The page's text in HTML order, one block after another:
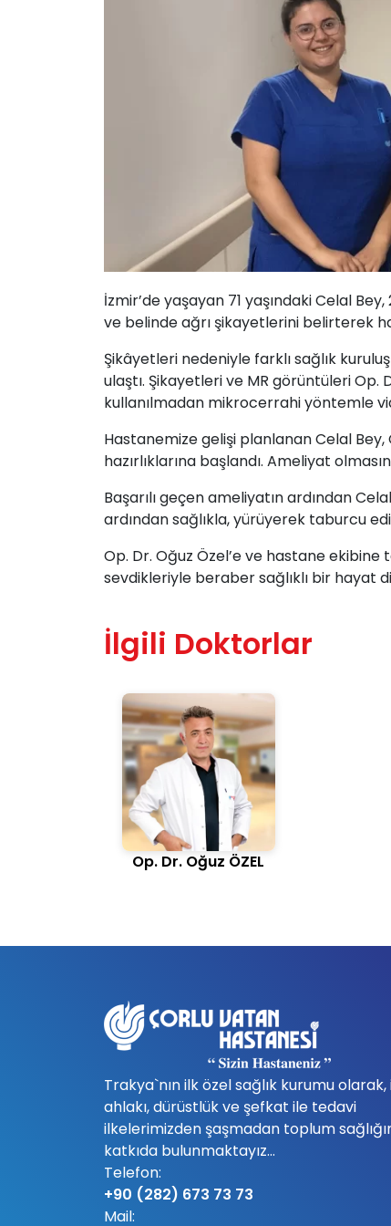
İzmir’de yaşayan 71 yaşındaki Celal
ve belinde ağrı şikayetlerini belirterek
Şikâyetleri nedeniyle farklı sağlık
ulaştı. Şikayetleri ve MR görüntüleri
kullanılmadan mikrocerrahi yöntemle
Hastanemize gelişi planlanan Celal
hazırlıklarına başlandı. Ameliyat
Başarılı geçen ameliyatın ardından
ardından sağlıkla, yürüyerek taburcu
Op. Dr. Oğuz Özel’e ve hastane
sevdikleriyle beraber sağlıklı bir hayat
İlgili Doktorlar
Op. Dr. Oğuz ÖZEL
Trakya`nın ilk özel sağlık kurumu olarak,
ahlakı, dürüstlük ve şefkat ile tedavi
ilkelerimizden şaşmadan toplum
katkıda bulunmaktayız...
Telefon:
+90 (282) 673 73 73
Mail: